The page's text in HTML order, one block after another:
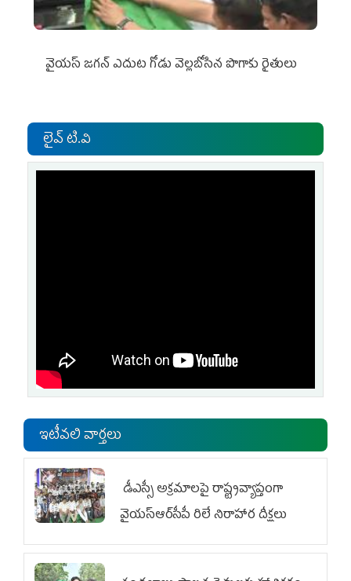
వైయ‌స్‌ జగన్ ఎదుట గోడు వెల్లబోసిన పొగాకు రైతులు
లైవ్ టి.వి
ఇటీవలి వార్తలు
డీఎస్సీ అక్రమాలపై రాష్ట్రవ్యాప్తంగా
వైయ‌స్ఆర్‌సీపీ రిలే నిరాహార దీక్షలు